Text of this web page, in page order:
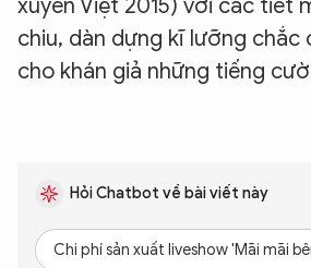
xuyên Việt 2015) với các tiết
chiu, dàn dựng kĩ lưỡng chắc
cho khán giả những tiếng
Hỏi Chatbot về bài viết này
Chi phí sản xuất liveshow 'Mãi mãi